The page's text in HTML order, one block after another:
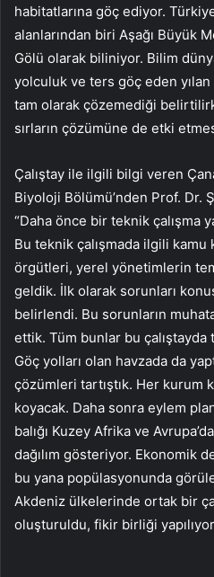
habitatlarına göç ediyor.
alanlarından biri Aşağı Büyük
Gölü olarak biliniyor. Bilim
yolculuk ve ters göç eden yılan
tam olarak çözemediği
sırların çözümüne de etki
Çalıştay ile ilgili bilgi veren
Biyoloji Bölümü’nden Prof. Dr.
“Daha önce bir teknik çalışma
Bu teknik çalışmada ilgili kamu
örgütleri, yerel yönetimlerin
geldik. İlk olarak sorunları
belirlendi. Bu sorunların
ettik. Tüm bunlar bu çalıştayda
Göç yolları olan havzada da
çözümleri tartıştık. Her kurum
koyacak. Daha sonra eylem
balığı Kuzey Afrika ve
dağılım gösteriyor. Ekonomik
bu yana popülasyonunda
Akdeniz ülkelerinde ortak bir
oluşturuldu, fikir birliği